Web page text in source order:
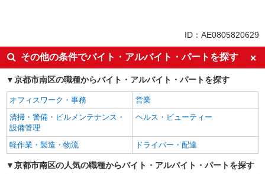
未経験歓迎
高校生OK
フリーター歓迎
ミドル（40代～）活躍中
エルダー（50代～）活躍中
シニア（60代～）活躍中
ボーナス・賞与あり
昇給あり
週2～3日勤務OK
短時間勤務（1日4h以内）OK
上場企業・上場企業のグループ会
社
扶養内勤務OK
社会保険あり
まかない・食事補助
ID：AE0805820629
その他の条件でバイト・アルバイト・パートを探す
京都市南区の職種からバイト・アルバイト・パートを探す
オフィスワーク・事務
営業
清掃・警備・ビルメンテナンス・
設備管理
ヘルス・ビューティー
軽作業・製造・物流 ドライバー・配達
京都市南区の人気の職種からバイト・アルバイト・パートを探す